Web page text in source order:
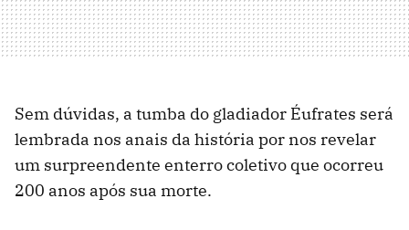
Sem dúvidas, a tumba do gladiador Éufrates será
lembrada nos anais da história por nos revelar
um surpreendente enterro coletivo que ocorreu
200 anos após sua morte.